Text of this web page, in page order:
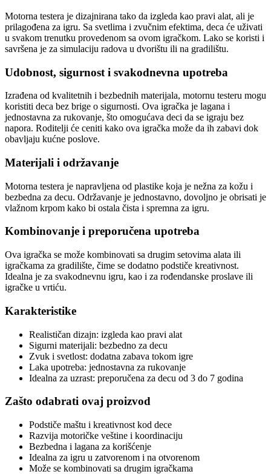
Motorna testera je dizajnirana tako da izgleda kao pravi alat, ali je
prilagođena za igru. Sa svetlima i zvučnim efektima, deca će uživati
u svakom trenutku provedenom sa ovom igračkom. Lako se koristi i
savršena je za simulaciju radova u dvorištu ili na gradilištu.
Udobnost, sigurnost i svakodnevna upotreba
Izrađena od kvalitetnih i bezbednih materijala, motornu testeru mogu
koristiti deca bez brige o sigurnosti. Ova igračka je lagana i
jednostavna za rukovanje, što omogućava deci da se igraju bez
napora. Roditelji će ceniti kako ova igračka može da ih zabavi dok
obavljaju kućne poslove.
Materijali i održavanje
Motorna testera je napravljena od plastike koja je nežna za kožu i
bezbedna za decu. Održavanje je jednostavno, dovoljno je obrisati je
vlažnom krpom kako bi ostala čista i spremna za igru.
Kombinovanje i preporučena upotreba
Ova igračka se može kombinovati sa drugim setovima alata ili
igračkama za gradilište, čime se dodatno podstiče kreativnost.
Idealna je za svakodnevnu igru, kao i za rođendanske proslave ili
igračke u vrtiću.
Karakteristike
Realističan dizajn: izgleda kao pravi alat
Sigurni materijali: bezbedno za decu
Zvuk i svetlost: dodatna zabava tokom igre
Laka upotreba: jednostavna za rukovanje
Idealna za uzrast: preporučena za decu od 3 do 7 godina
Zašto odabrati ovaj proizvod
Podstiče maštu i kreativnost kod dece
Razvija motoričke veštine i koordinaciju
Bezbedna i lagana za korišćenje
Idealna za igru u zatvorenom i na otvorenom
Može se kombinovati sa drugim igračkama